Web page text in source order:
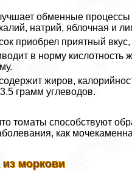
обменные
натрий, яблочная и
приобрел приятный
в норму кислотность
жиров,
грамм углеводов.
томаты способствуют
как
из моркови